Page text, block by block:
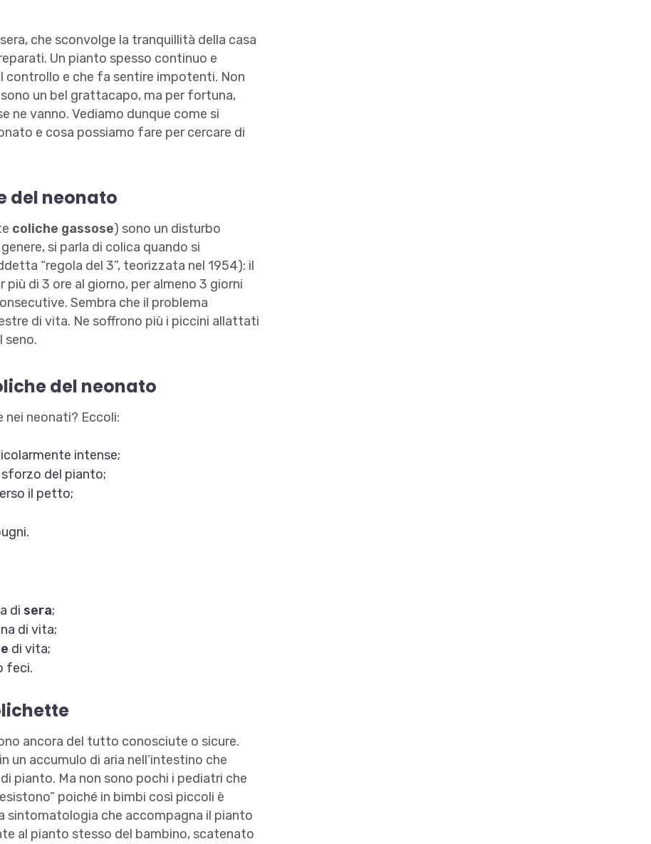
che sconvolge la tranquillità della casa
Un pianto spesso continuo e
controllo e che fa sentire impotenti. Non
un bel grattacapo, ma per fortuna,
ne vanno. Vediamo dunque come si
e cosa possiamo fare per cercare di
del neonato
coliche gassose) sono un disturbo
si parla di colica quando si
“regola del 3”, teorizzata nel 1954): il
di 3 ore al giorno, per almeno 3 giorni
Sembra che il problema
di vita. Ne soffrono più i piccini allattati
seno.
del neonato
nei neonati? Eccoli:
intense;
del pianto;
il petto;
di sera;
di vita;
di vita;
feci.
ancora del tutto conosciute o sicure.
un accumulo di aria nell’intestino che
pianto. Ma non sono pochi i pediatri che
poiché in bimbi così piccoli è
sintomatologia che accompagna il pianto
al pianto stesso del bambino, scatenato